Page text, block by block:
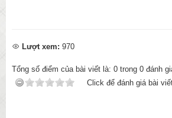
Lượt xem: 970
Tổng số điểm của bài viết là: 0 trong 0 đánh
Click để đánh giá bài